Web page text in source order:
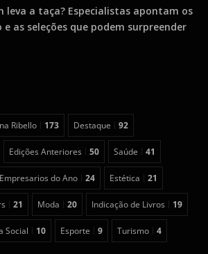
leva a taça? Especialistas apontam os
as seleções que podem surpreender
Ribello 173 Destaque 92
Edições Anteriores 50 Saúde 41
Empresarios do Ano 24 Estética 21
21 Moda 20 Indicação de Livros 19
Social 10 Esporte 9 Turismo 4